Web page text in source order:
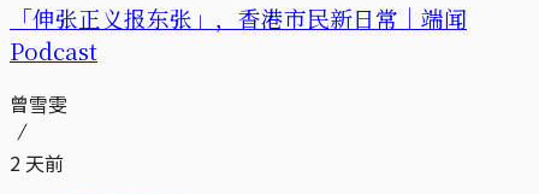
「伸张正义报东张」，香港市民新日常｜端闻
Podcast
曾雪雯
2 天前